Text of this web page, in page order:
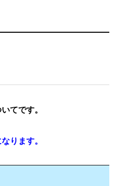
てです。
ります。